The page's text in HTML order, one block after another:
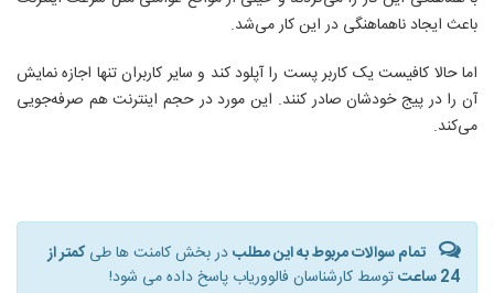
باعث ایجاد ناهماهنگی در این کار می‌شد.
اما حالا کافیست یک کاربر پست را آپلود کند و سایر کاربران تنها اجازه نمایش
آن را در پیج خودشان صادر کنند. این مورد در حجم اینترنت هم صرفه‌جویی
می‌کند.
تمام سوالات مربوط به این مطلبدر بخش کامنت ها طیکمتر از
24 ساعت
توسط کارشناسان فالووریاب پاسخ داده می شود!